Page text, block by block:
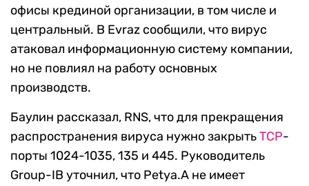
офисы крединой организации, в том числе и
центральный. В Evraz сообщили, что вирус
атаковал информационную систему компании,
но не повлиял на работу основных
производств.
Баулин рассказал, RNS, что для прекращения
распространения вируса нужно закрытьTCP-
порты 1024-1035, 135 и 445. Руководитель
Group-IB уточнил, что Petya.A не имеет